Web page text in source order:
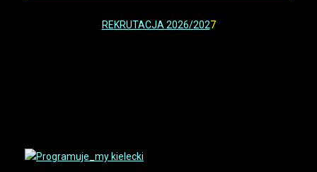
REKRUTACJA 2026/2027